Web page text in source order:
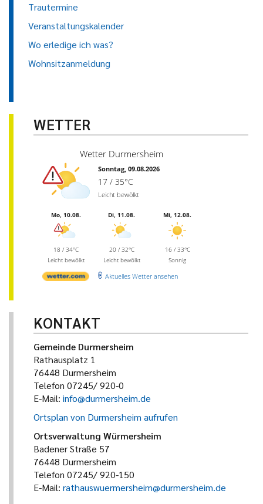
Trautermine
Veranstaltungskalender
Wo erledige ich was?
Wohnsitzanmeldung
WETTER
Wetter Durmersheim
Sonntag, 09.08.2026
17 / 35°C
Leicht bewölkt
Mo, 10.08.
18 / 34°C
Leicht bewölkt
Di, 11.08.
20 / 32°C
Leicht bewölkt
Mi, 12.08.
16 / 33°C
Sonnig
Aktuelles Wetter ansehen
KONTAKT
Gemeinde Durmersheim
Rathausplatz 1
76448 Durmersheim
Telefon 07245/ 920-0
E-Mail: info@durmersheim.de
Ortsplan von Durmersheim aufrufen
Ortsverwaltung Würmersheim
Badener Straße 57
76448 Durmersheim
Telefon 07245/ 920-150
E-Mail: rathauswuermersheim@durmersheim.de